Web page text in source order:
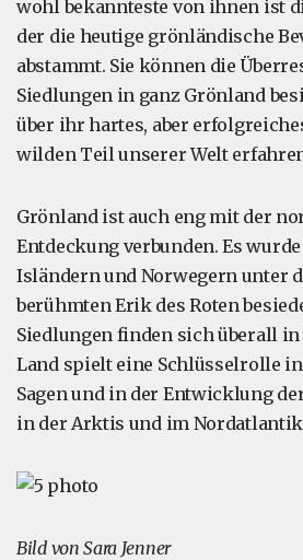
wohl bekannteste von ihnen ist
der die heutige grönländische
abstammt. Sie können die
Siedlungen in ganz Grönland
über ihr hartes, aber
wilden Teil unserer Welt
Grönland ist auch eng mit der
Entdeckung verbunden. Es
Isländern und Norwegern unter
berühmten Erik des Roten
Siedlungen finden sich überall in
Land spielt eine Schlüsselrolle
Sagen und in der Entwicklung
in der Arktis und im
Bild von Sara Jenner